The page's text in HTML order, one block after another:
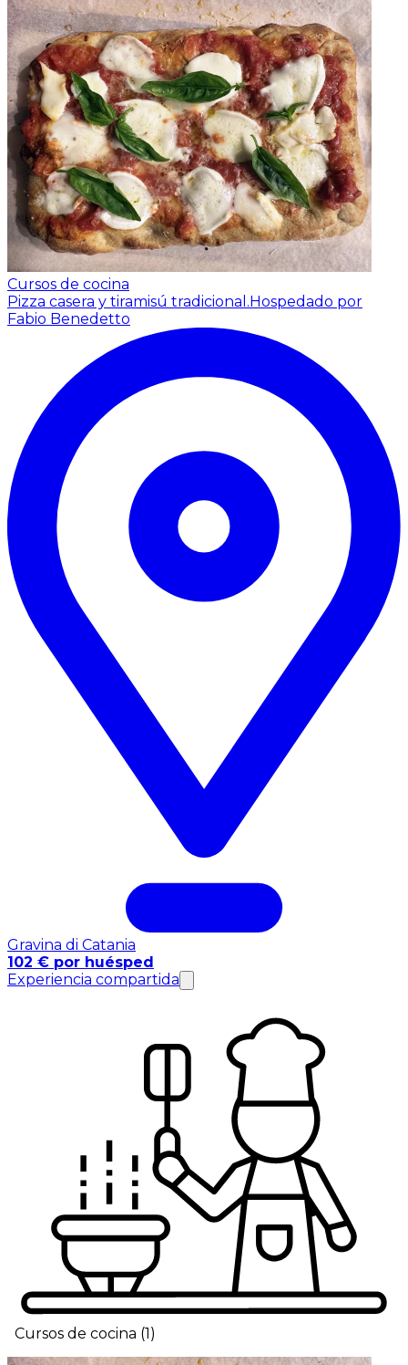
Cursos de cocina
Pizza casera y tiramisú tradicional.Hospedado por
Fabio Benedetto
Gravina di Catania
102 € por huésped
Experiencia compartida
Cursos de cocina (1)